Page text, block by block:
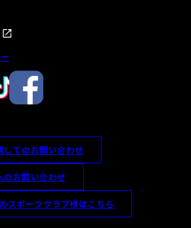
してのお問い合わせ
のお問い合わせ
スポーツクラブ様はこちら